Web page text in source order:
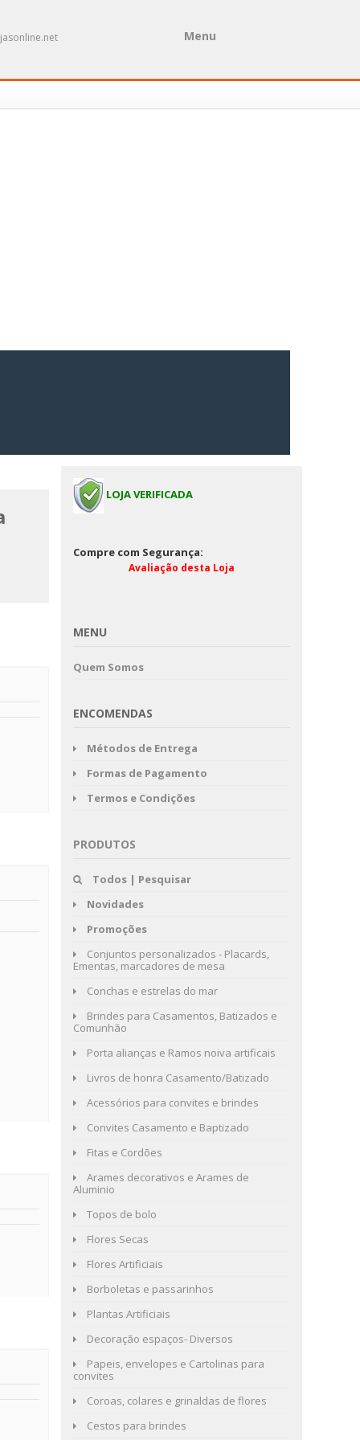
Menu
LOJA VERIFICADA
Compre com Segurança:
Avaliação desta Loja
MENU
Quem Somos
ENCOMENDAS
Métodos de Entrega
Formas de Pagamento
Termos e Condições
PRODUTOS
Todos | Pesquisar
Novidades
Promoções
Conjuntos personalizados - Placards,
Ementas, marcadores de mesa
Conchas e estrelas do mar
Brindes para Casamentos, Batizados e
Comunhão
Porta alianças e Ramos noiva artificais
Livros de honra Casamento/Batizado
Acessórios para convites e brindes
Convites Casamento e Baptizado
Fitas e Cordões
Arames decorativos e Arames de
Aluminio
Topos de bolo
Flores Secas
Flores Artificiais
Borboletas e passarinhos
Plantas Artificiais
Decoração espaços- Diversos
Papeis, envelopes e Cartolinas para
convites
Coroas, colares e grinaldas de flores
Cestos para brindes